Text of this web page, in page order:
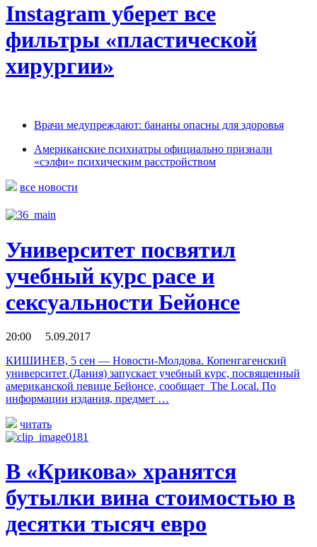
Instagram уберет все
фильтры «пластической
хирургии»
Врачи медупреждают: бананы опасны для здоровья
Американские психиатры официально признали
«сэлфи» психическим расстройством
все новости
Университет посвятил
учебный курс расе и
сексуальности Бейонсе
20:00 5.09.2017
КИШИНЕВ, 5 сен — Новости-Молдова. Копенгагенский
университет (Дания) запускает учебный курс, посвященный
американской певице Бейонсе, сообщает The Local. По
информации издания, предмет …
читать
В «Крикова» хранятся
бутылки вина стоимостью в
десятки тысяч евро